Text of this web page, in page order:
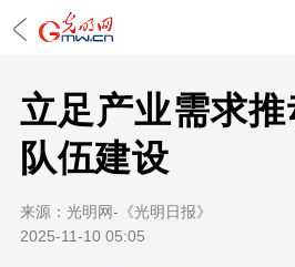
立足产业需求
队伍建设
来源： 光明网-《光明日报》
2025-11-10 05:05